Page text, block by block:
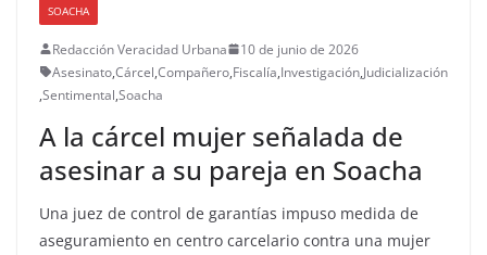
SOACHA
Redacción Veracidad Urbana
10 de junio de 2026
Asesinato,Cárcel,Compañero,Fiscalía,Investigación,Judicialización
,Sentimental,Soacha
A la cárcel mujer señalada de
asesinar a su pareja en Soacha
Una juez de control de garantías impuso medida de
aseguramiento en centro carcelario contra una mujer